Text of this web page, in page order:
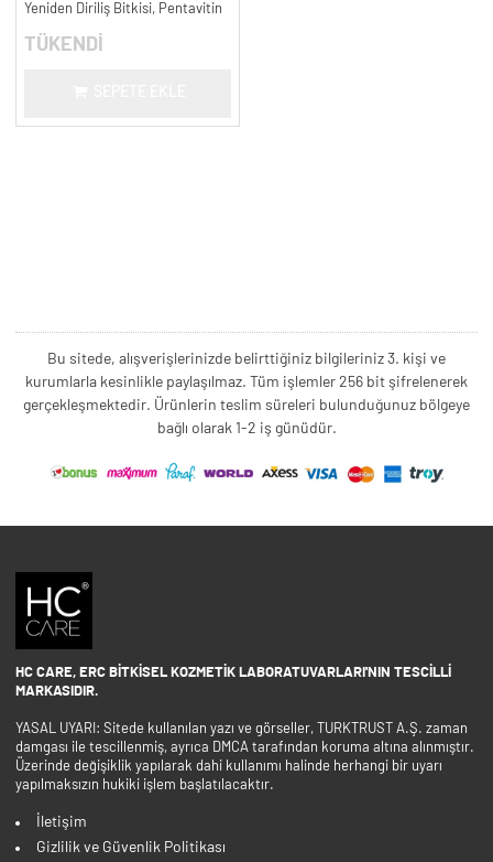
Yeniden Diriliş Bitkisi, Pentavitin
TÜKENDİ
Bu sitede, alışverişlerinizde belirttiğiniz bilgileriniz 3. kişi ve
kurumlarla kesinlikle paylaşılmaz. Tüm işlemler 256 bit şifrelenerek
gerçekleşmektedir. Ürünlerin teslim süreleri bulunduğunuz bölgeye
bağlı olarak 1-2 iş günüdür.
HC CARE, ERC BITKISEL KOZMETIK LABORATUVARLARI'NIN TESCILLI
MARKASIDIR.
YASAL UYARI: Sitede kullanılan yazı ve görseller, TURKTRUST A.Ş. zaman
damgası ile tescillenmiş, ayrıca DMCA tarafından koruma altına alınmıştır.
Üzerinde değişiklik yapılarak dahi kullanımı halinde herhangi bir uyarı
yapılmaksızın hukiki işlem başlatılacaktır.
İletişim
Gizlilik ve Güvenlik Politikası